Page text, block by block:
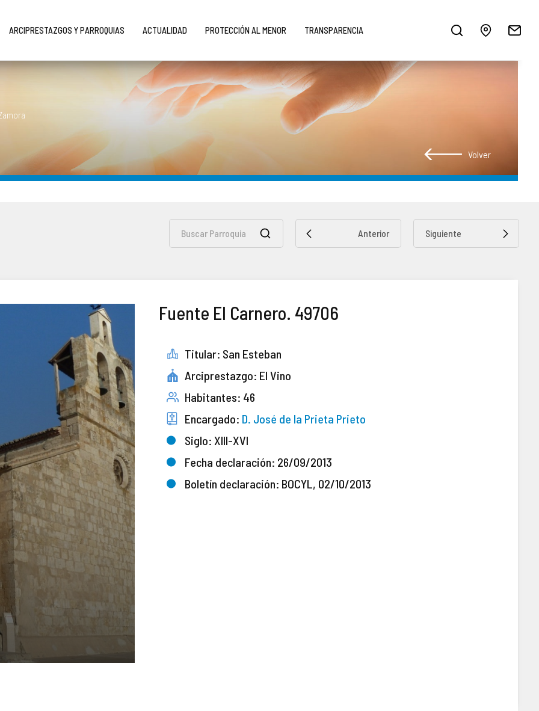
ARCIPRESTAZGOS Y PARROQUIAS ACTUALIDAD PROTECCIÓN AL MENOR TRANSPARENCIA
Volver
Anterior Siguiente
Fuente El Carnero. 49706
Titular: San Esteban
Arciprestazgo: El Vino
Habitantes: 46
Encargado: D. José de la Prieta Prieto
Siglo: XIII-XVI
Fecha declaración: 26/09/2013
Boletín declaración: BOCYL, 02/10/2013